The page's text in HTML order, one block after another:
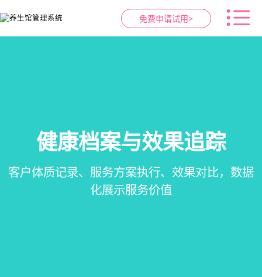
免费申请试用>
会员营销&锁客
会员积分、套餐定制、精准营销、客户关怀，提
升复购率与客单价
预约与工位管理
在线预约、智能排班、技师调度、房间/床位状态
一目了然，提升资源利用率
健康档案与效果追踪
客户体质记录、服务方案执行、效果对比，数据
化展示服务价值
智慧养生馆管理系统
一站式解决养生馆预约、服务、会员、财务、营
销全流程数字化管理